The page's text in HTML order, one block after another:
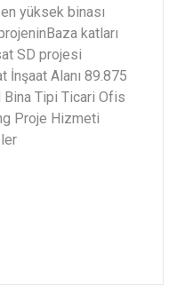
en yüksek binası
katları
SD projesi
İnşaat Alanı 89.875
Bina Tipi Ticari Ofis
Proje Hizmeti